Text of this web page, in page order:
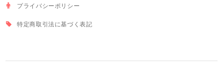
プライバシーポリシー
特定商取引法に基づく表記